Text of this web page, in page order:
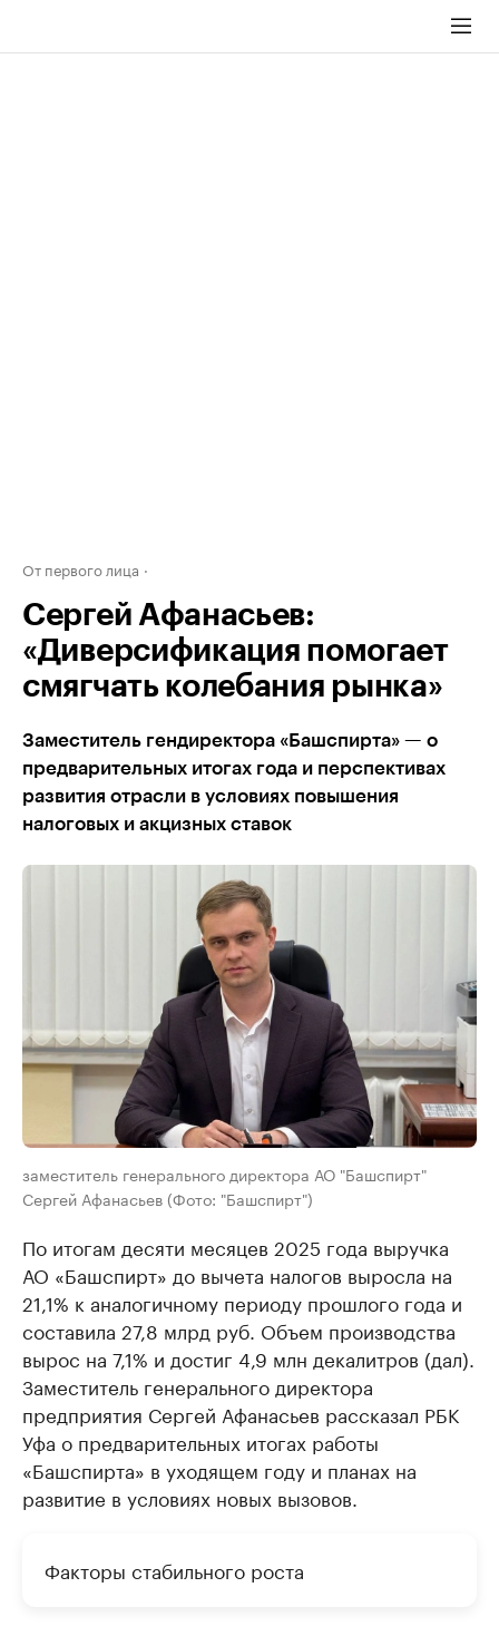
От первого лица
Сергей Афанасьев:
«Диверсификация помогает
смягчать колебания рынка»
Заместитель гендиректора «Башспирта» — о
предварительных итогах года и перспективах
развития отрасли в условиях повышения
налоговых и акцизных ставок
заместитель генерального директора АО "Башспирт"
Сергей Афанасьев (Фото: "Башспирт")
По итогам десяти месяцев 2025 года выручка
АО «Башспирт» до вычета налогов выросла на
21,1% к аналогичному периоду прошлого года и
составила 27,8 млрд руб. Объем производства
вырос на 7,1% и достиг 4,9 млн декалитров (дал).
Заместитель генерального директора
предприятия Сергей Афанасьев рассказал РБК
Уфа о предварительных итогах работы
«Башспирта» в уходящем году и планах на
развитие в условиях новых вызовов.
Факторы стабильного роста